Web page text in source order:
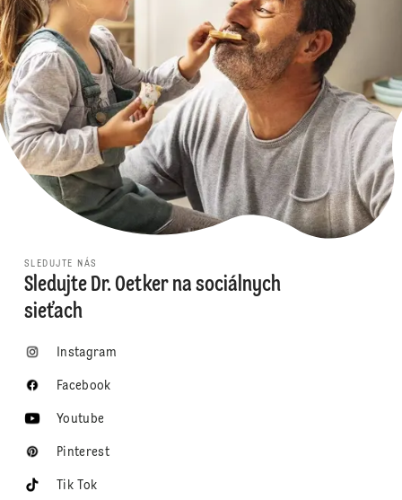
SLEDUJTE NÁS
Sledujte Dr. Oetker na sociálnych
sieťach
Instagram
Facebook
Youtube
Pinterest
Tik Tok